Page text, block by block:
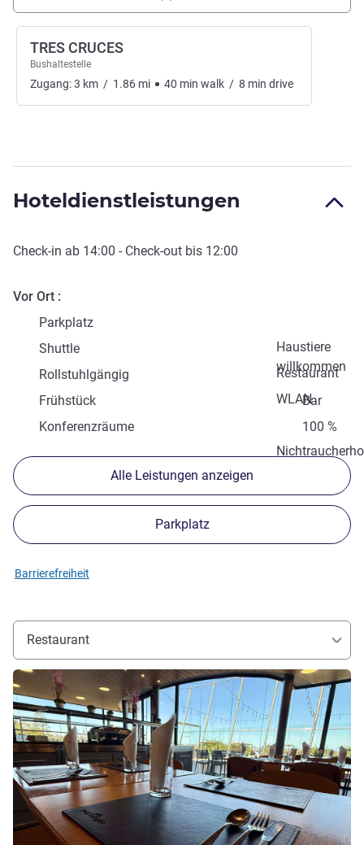
TRES CRUCES
Bushaltestelle
Zugang:3 km / 1.86 mi 40 min walk / 8 min drive
Hoteldienstleistungen
Check-in ab 14:00 - Check-out bis 12:00
Vor Ort
Parkplatz
Haustiere
willkommen
Shuttle
Restaurant
Rollstuhlgängig
WLAN
Frühstück
Bar
Konferenzräume
100 %
Alle Leistungen anzeigen
Parkplatz
Barrierefreiheit
Restaurant
Details ansehen